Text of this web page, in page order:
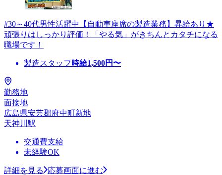
#30～40代男性活躍中【自動車座席の製造業務】昇給あり★
頑張りはしっかり評価！「やる気」がきちんとカタチになる
職場です！
製造スタッフ 時給1,500円〜
勤務地
面接地
広島県安芸郡府中町新地
天神川駅
交通費支給
未経験OK
詳細を見る
応募画面に進む